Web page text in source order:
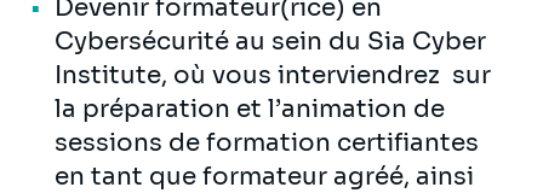
Devenir formateur(rice) en
Cybersécurité au sein du Sia Cyber
Institute, où vous interviendrez sur
la préparation et l’animation de
sessions de formation certifiantes
en tant que formateur agréé, ainsi